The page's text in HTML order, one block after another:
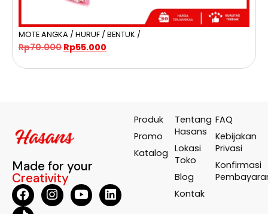
MOTE ANGKA / HURUF / BENTUK /
Rp70.000 Rp55.000
Made for your
Creativity
Produk
Promo
Katalog
Tentang
Hasans
Lokasi
Toko
Blog
Kontak
FAQ
Kebijakan
Privasi
Konfirmasi